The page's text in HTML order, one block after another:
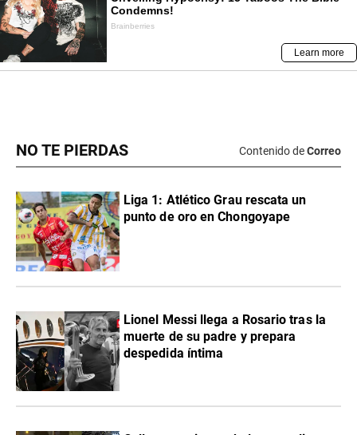
NO TE PIERDAS Contenido deCorreo
Liga 1: Atlético Grau rescata un
punto de oro en Chongoyape
Lionel Messi llega a Rosario tras la
muerte de su padre y prepara
despedida íntima